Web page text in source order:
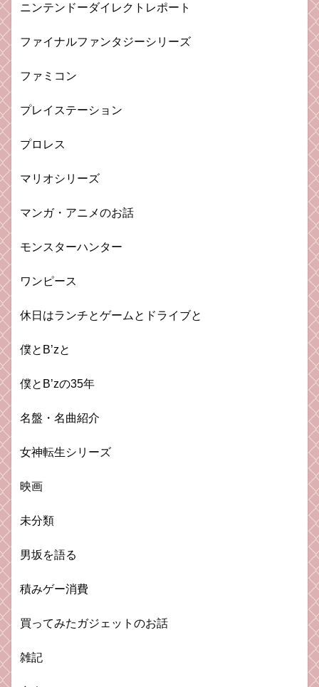
ニンテンドーダイレクトレポート
ファイナルファンタジーシリーズ
ファミコン
プレイステーション
プロレス
マリオシリーズ
マンガ・アニメのお話
モンスターハンター
ワンピース
休日はランチとゲームとドライブと
僕とB’zと
僕とB’zの35年
名盤・名曲紹介
女神転生シリーズ
映画
未分類
男坂を語る
積みゲー消費
買ってみたガジェットのお話
雑記